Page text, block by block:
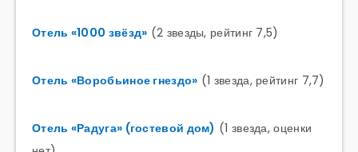
Отель «1000 звёзд» (2 звезды, рейтинг 7,5)
Отель «Воробьиное гнездо» (1 звезда, рейтинг 7,7)
Отель «Радуга» (гостевой дом) (1 звезда, оценки